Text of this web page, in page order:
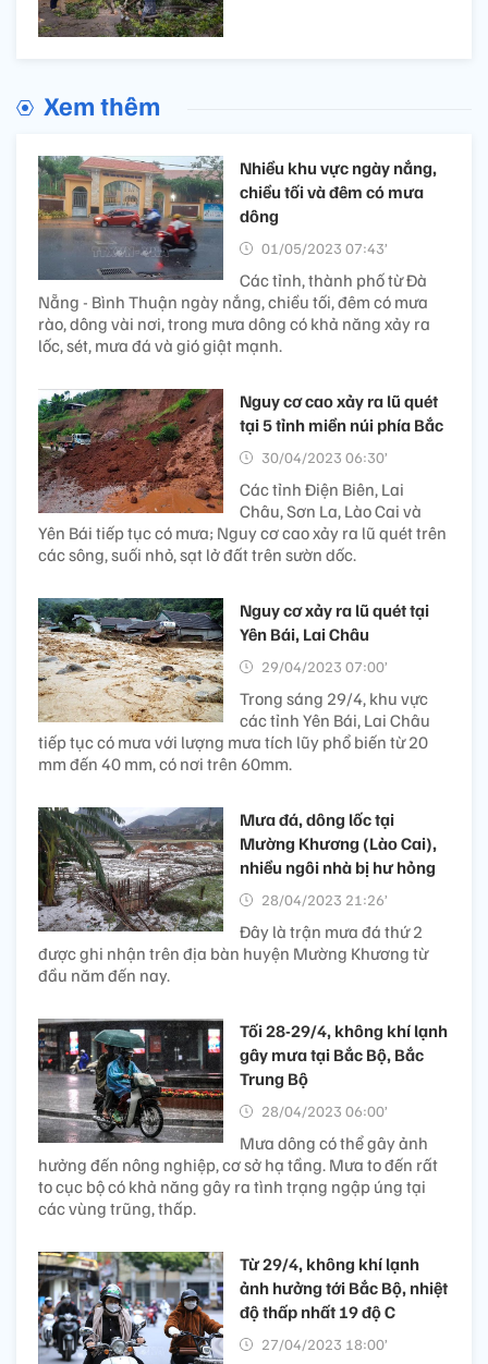
Xem thêm
Nhiều khu vực ngày nắng,
chiều tối và đêm có mưa
dông
01/05/2023 07:43’
Các tỉnh, thành phố từ Đà
Nẵng - Bình Thuận ngày nắng, chiều tối, đêm có mưa
rào, dông vài nơi, trong mưa dông có khả năng xảy ra
lốc, sét, mưa đá và gió giật mạnh.
Nguy cơ cao xảy ra lũ quét
tại 5 tỉnh miền núi phía Bắc
30/04/2023 06:30’
Các tỉnh Điện Biên, Lai
Châu, Sơn La, Lào Cai và
Yên Bái tiếp tục có mưa; Nguy cơ cao xảy ra lũ quét trên
các sông, suối nhỏ, sạt lở đất trên sườn dốc.
Nguy cơ xảy ra lũ quét tại
Yên Bái, Lai Châu
29/04/2023 07:00’
Trong sáng 29/4, khu vực
các tỉnh Yên Bái, Lai Châu
tiếp tục có mưa với lượng mưa tích lũy phổ biến từ 20
mm đến 40 mm, có nơi trên 60mm.
Mưa đá, dông lốc tại
Mường Khương (Lào Cai),
nhiều ngôi nhà bị hư hỏng
28/04/2023 21:26’
Đây là trận mưa đá thứ 2
được ghi nhận trên địa bàn huyện Mường Khương từ
đầu năm đến nay.
Tối 28-29/4, không khí lạnh
gây mưa tại Bắc Bộ, Bắc
Trung Bộ
28/04/2023 06:00’
Mưa dông có thể gây ảnh
hưởng đến nông nghiệp, cơ sở hạ tầng. Mưa to đến rất
to cục bộ có khả năng gây ra tình trạng ngập úng tại
các vùng trũng, thấp.
Từ 29/4, không khí lạnh
ảnh hưởng tới Bắc Bộ, nhiệt
độ thấp nhất 19 độ C
27/04/2023 18:00’